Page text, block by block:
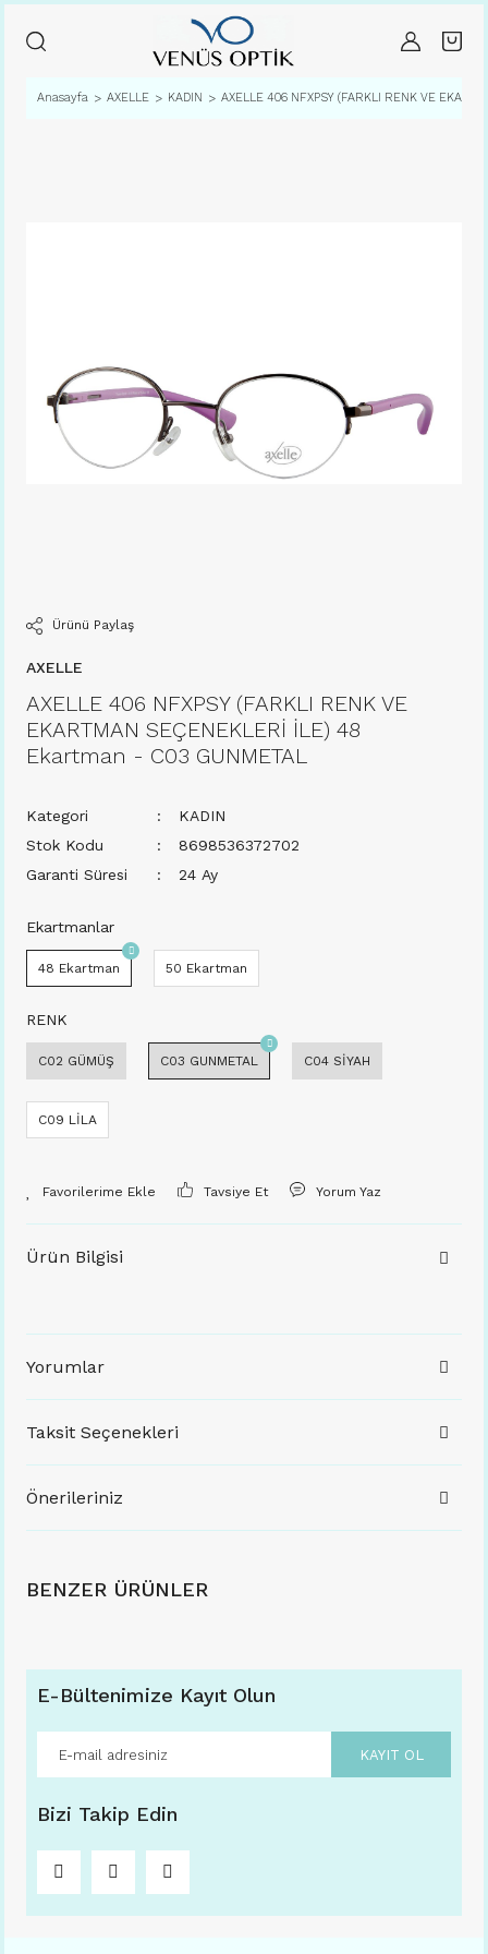
Anasayfa AXELLE KADIN AXELLE 406 NFXPSY (FARKLI RENK VE
Ürünü Paylaş
AXELLE
AXELLE 406 NFXPSY (FARKLI RENK VE
EKARTMAN SEÇENEKLERİ İLE) 48
Ekartman - C03 GUNMETAL
Kategori
KADIN
Stok Kodu
8698536372702
Garanti Süresi
24 Ay
Ekartmanlar
48 Ekartman 50 Ekartman
RENK
C02 GÜMÜŞ C03 GUNMETAL C04 SİYAH
C09 LİLA
Tavsiye Et Yorum Yaz
Ürün Bilgisi
Yorumlar
Taksit Seçenekleri
Önerileriniz
BENZER ÜRÜNLER
E-Bültenimize Kayıt Olun
KAYIT OL
Bizi Takip Edin